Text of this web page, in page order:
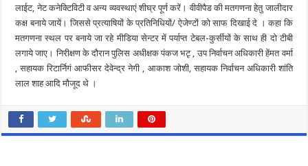
लाईट, नेट कनेक्टिविटी व अन्य व्यवस्थाएं शीघ्र पूर्ण करें। वीवीपैड की मतगणना हेतु जालीदार
कक्ष बनाये जायें। जिससे प्रत्याषियों के प्रतिनिधियों/ ऐजेण्टों को साफ दिखाई दे । कहा कि
मतगणना स्थल पर बनाये जा रहे मीडिया सेन्टर में पर्याप्त टेबल-कुर्सीयों के साथ ही दो टीबी
लगाये जाए। निरीक्षण के दौरान पुलिस अधीक्षक पंकज भटृ , उप निर्वाचन अधिकारी हेंमत वर्मा
, सहायक रिटार्निगं आफीसर देवेन्द्र नेगी , आकाश जोशी, सहायक निर्वाचन अधिकारी शांति
लाल शाह आदि मौजूद थे ।